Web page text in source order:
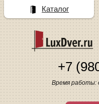
+7
Время работы:
Каталог